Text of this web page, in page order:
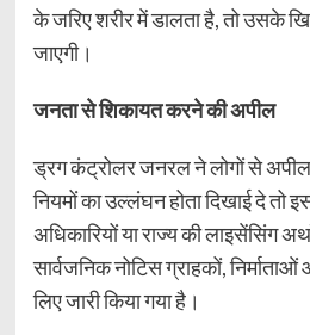
के जरिए शरीर में डालता है, तो उसके
जाएगी।
जनता से शिकायत करने की अपील
ड्रग कंट्रोलर जनरल ने लोगों से अपील
नियमों का उल्लंघन होता दिखाई दे तो
अधिकारियों या राज्य की लाइसेंसिंग
सार्वजनिक नोटिस ग्राहकों,
लिए जारी किया गया है।